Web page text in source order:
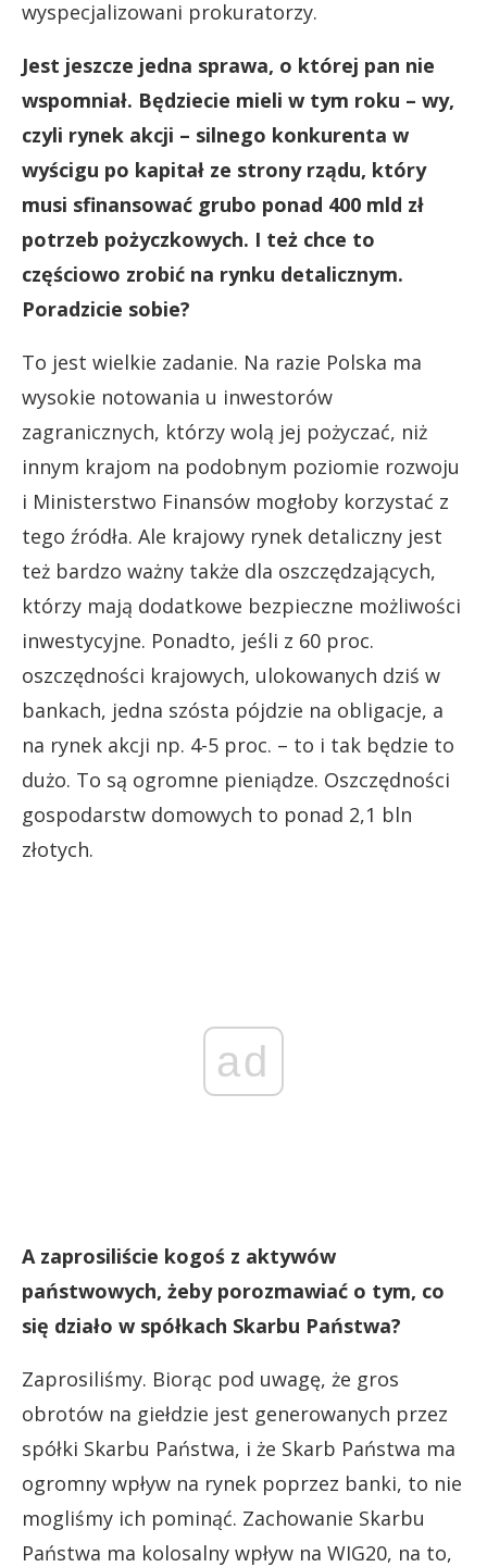
wyspecjalizowani prokuratorzy.
Jest jeszcze jedna sprawa, o której pan nie
wspomniał. Będziecie mieli w tym roku – wy,
czyli rynek akcji – silnego konkurenta w
wyścigu po kapitał ze strony rządu, który
musi sfinansować grubo ponad 400 mld zł
potrzeb pożyczkowych. I też chce to
częściowo zrobić na rynku detalicznym.
Poradzicie sobie?
To jest wielkie zadanie. Na razie Polska ma
wysokie notowania u inwestorów
zagranicznych, którzy wolą jej pożyczać, niż
innym krajom na podobnym poziomie rozwoju
i Ministerstwo Finansów mogłoby korzystać z
tego źródła. Ale krajowy rynek detaliczny jest
też bardzo ważny także dla oszczędzających,
którzy mają dodatkowe bezpieczne możliwości
inwestycyjne. Ponadto, jeśli z 60 proc.
oszczędności krajowych, ulokowanych dziś w
bankach, jedna szósta pójdzie na obligacje, a
na rynek akcji np. 4-5 proc. – to i tak będzie to
dużo. To są ogromne pieniądze. Oszczędności
gospodarstw domowych to ponad 2,1 bln
złotych.
ad
A zaprosiliście kogoś z aktywów
państwowych, żeby porozmawiać o tym, co
się działo w spółkach Skarbu Państwa?
Zaprosiliśmy. Biorąc pod uwagę, że gros
obrotów na giełdzie jest generowanych przez
spółki Skarbu Państwa, i że Skarb Państwa ma
ogromny wpływ na rynek poprzez banki, to nie
mogliśmy ich pominąć. Zachowanie Skarbu
Państwa ma kolosalny wpływ na WIG20, na to,